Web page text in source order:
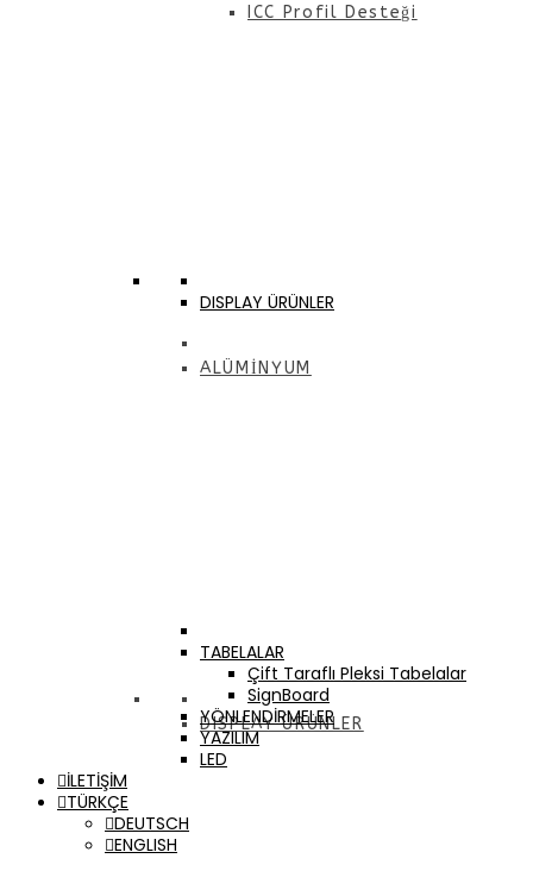
ICC Profil Desteği
ALÜMİNYUM
DISPLAY ÜRÜNLER
DISPLAY ÜRÜNLER
TABELALAR
Çift Taraflı Pleksi Tabelalar
SignBoard
YÖNLENDİRMELER
YAZILIM
LED
İLETİŞİM
TÜRKÇE
DEUTSCH
ENGLISH